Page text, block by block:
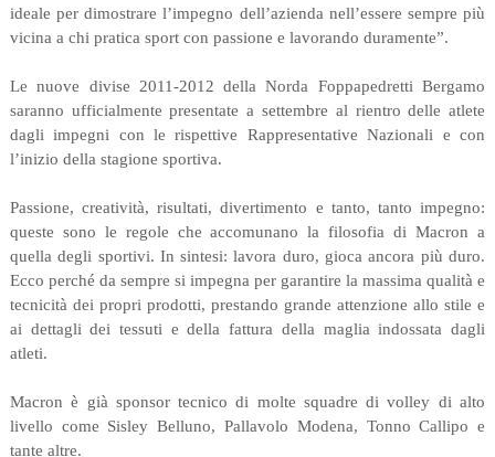
ideale per dimostrare l’impegno dell’azienda nell’essere sempre più
vicina a chi pratica sport con passione e lavorando duramente”.
Le nuove divise 2011-2012 della Norda Foppapedretti Bergamo
saranno ufficialmente presentate a settembre al rientro delle atlete
dagli impegni con le rispettive Rappresentative Nazionali e con
l’inizio della stagione sportiva.
Passione, creatività, risultati, divertimento e tanto, tanto impegno:
queste sono le regole che accomunano la filosofia di Macron a
quella degli sportivi. In sintesi: lavora duro, gioca ancora più duro.
Ecco perché da sempre si impegna per garantire la massima qualità e
tecnicità dei propri prodotti, prestando grande attenzione allo stile e
ai dettagli dei tessuti e della fattura della maglia indossata dagli
atleti.
Macron è già sponsor tecnico di molte squadre di volley di alto
livello come Sisley Belluno, Pallavolo Modena, Tonno Callipo e
tante altre.